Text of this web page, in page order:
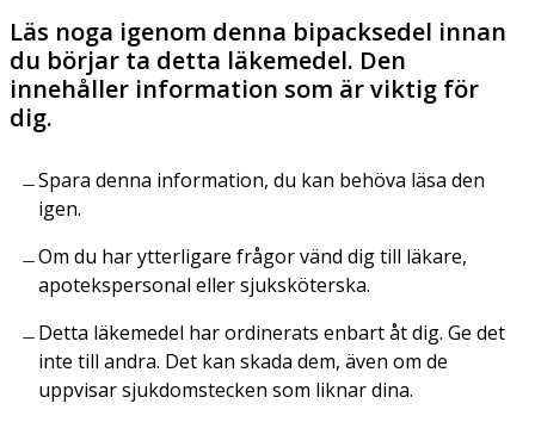
Läs noga igenom denna bipacksedel innan
du börjar ta detta läkemedel. Den
innehåller information som är viktig för
dig.
Spara denna information, du kan behöva läsa den
igen.
Om du har ytterligare frågor vänd dig till läkare,
apotekspersonal eller sjuksköterska.
Detta läkemedel har ordinerats enbart åt dig. Ge det
inte till andra. Det kan skada dem, även om de
uppvisar sjukdomstecken som liknar dina.